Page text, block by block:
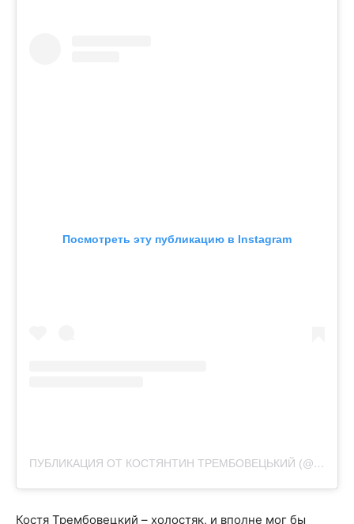
Посмотреть эту публикацию в Instagram
ПУБЛИКАЦИЯ ОТ КОСТЯНТИН ТРЕМБОВЕЦЬКИЙ (@TREMBOWIECKI)
Костя Трембовецкий – холостяк, и вполне мог бы